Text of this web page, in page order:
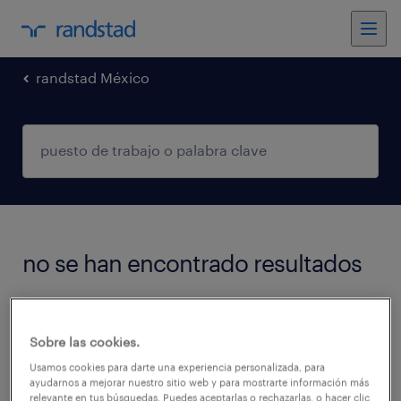
randstad México
no se han encontrado resultados
You may want to change your filter criteria to
get more results. The following actions may
Sobre las cookies.
Usamos cookies para darte una experiencia personalizada, para
ayudarnos a mejorar nuestro sitio web y para mostrarte información más
relevante en tus búsquedas. Puedes aceptarlas o rechazarlas, o hacer clic